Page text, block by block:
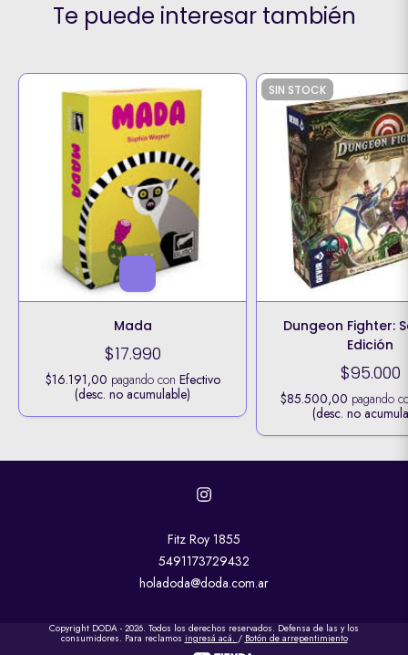
Te puede interesar también
Mada
$17.990
$16.191,00 pagando con Efectivo
(desc. no acumulable)
SIN STOCK
Dungeon Fighter:
Edición
$95.000
$85.500,00 pagando
(desc. no
Fitz Roy 1855
5491173729432
holadoda@doda.com.ar
Copyright DODA - 2026. Todos los derechos reservados. Defensa de las y los
consumidores. Para reclamos ingresá acá. / Botón de arrepentimiento